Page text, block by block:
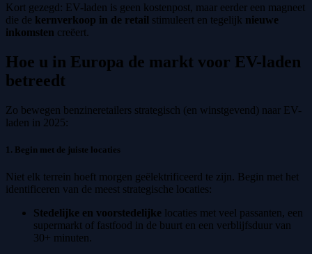
Kort gezegd: EV-laden is geen kostenpost, maar eerder een magneet
die de kernverkoop in de retail stimuleert en tegelijk nieuwe
inkomsten creëert.
Hoe u in Europa de markt voor EV-laden
betreedt
Zo bewegen benzineretailers strategisch (en winstgevend) naar EV-
laden in 2025:
1. Begin met de juiste locaties
Niet elk terrein hoeft morgen geëlektrificeerd te zijn. Begin met het
identificeren van de meest strategische locaties:
Stedelijke en voorstedelijke locaties met veel passanten, een
supermarkt of fastfood in de buurt en een verblijfsduur van
30+ minuten.